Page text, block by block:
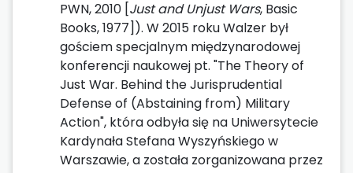
PWN, 2010 [Just and Unjust Wars, Basic
Books, 1977]). W 2015 roku Walzer był
gościem specjalnym międzynarodowej
konferencji naukowej pt. "The Theory of
Just War. Behind the Jurisprudential
Defense of (Abstaining from) Military
Action", która odbyła się na Uniwersytecie
Kardynała Stefana Wyszyńskiego w
Warszawie, a została zorganizowana przez